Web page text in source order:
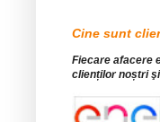
Cine sunt
Fiecare afacere
clienților noștri